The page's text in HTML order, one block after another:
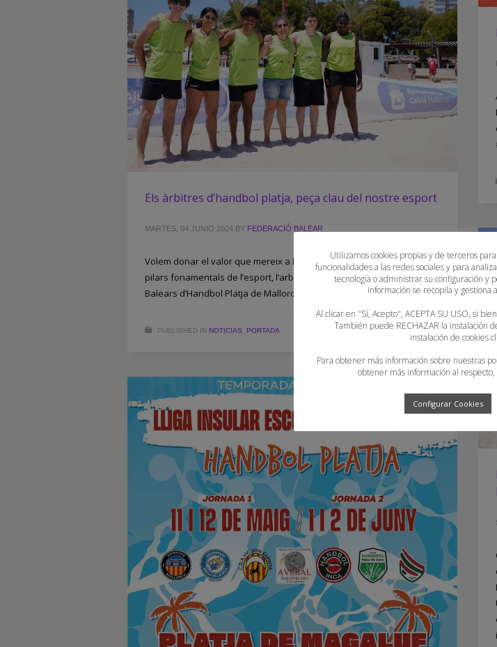
Els àrbitres d’handbol platja, peça clau del nostre esport
MARTES, 04 JUNIO 2024 BY FEDERACIÓ BALEAR
Volem donar el valor que mereix a la feina realitzada per un dels
pilars fonamentals de l’esport, l’arbitratge, durant les Finals Insulars
Balears d’Handbol Platja de Mallorca.
PUBLISHED IN NOTICIAS PORTADA
Utilizamos cookies propias y de terceros
funcionalidades a las redes sociales y para
tecnología o administrar su configuración y
información se recopila y gestiona
Al clicar en "Sí, Acepto", ACEPTA SU USO, si
También puede RECHAZAR la instalación
instalación de cookies
Para obtener más información sobre nuestras
obtener más información al
Configurar Cookies